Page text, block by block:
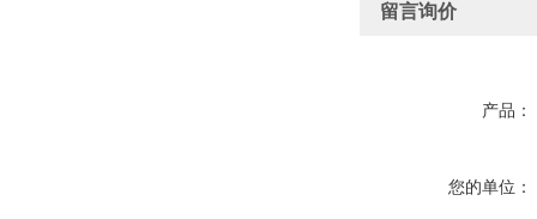
留言询价
产品：
您的单位：